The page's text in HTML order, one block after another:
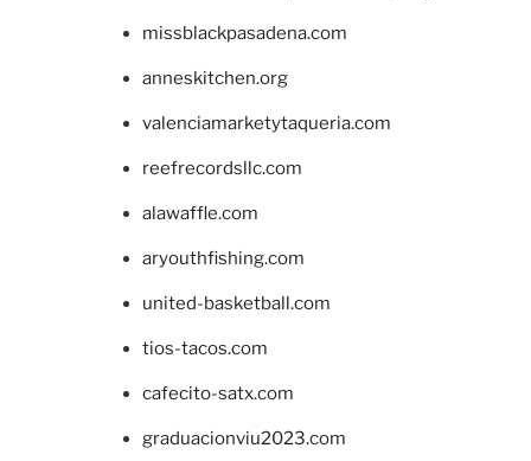
missblackpasadena.com
anneskitchen.org
valenciamarketytaqueria.com
reefrecordsllc.com
alawaffle.com
aryouthfishing.com
united-basketball.com
tios-tacos.com
cafecito-satx.com
graduacionviu2023.com